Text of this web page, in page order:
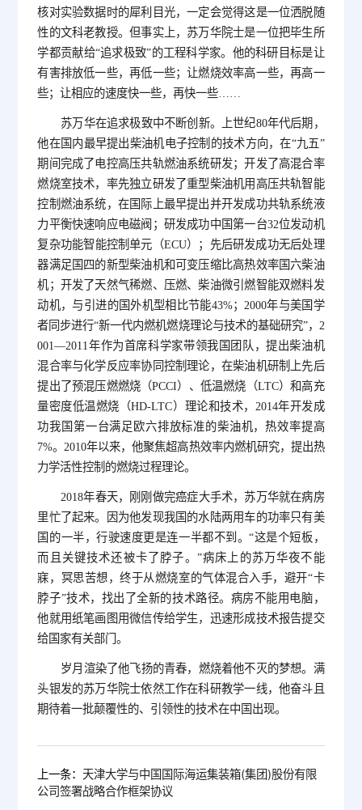
核对实验数据时的犀利目光，一定会觉得这是一位洒脱随
性的文科老教授。但事实上，苏万华院士是一位把毕生所
学都贡献给“追求极致”的工程科学家。他的科研目标是让
有害排放低一些，再低一些；让燃烧效率高一些，再高一
些；让相应的速度快一些，再快一些……
苏万华在追求极致中不断创新。上世纪80年代后期，
他在国内最早提出柴油机电子控制的技术方向，在“九五”
期间完成了电控高压共轨燃油系统研发；开发了高混合率
燃烧室技术，率先独立研发了重型柴油机用高压共轨智能
控制燃油系统，在国际上最早提出并开发成功共轨系统液
力平衡快速响应电磁阀；研发成功中国第一台32位发动机
复杂功能智能控制单元（ECU）；先后研发成功无后处理
器满足国四的新型柴油机和可变压缩比高热效率国六柴油
机；开发了天然气稀燃、压燃、柴油微引燃智能双燃料发
动机，与引进的国外机型相比节能43%；2000年与美国学
者同步进行“新一代内燃机燃烧理论与技术的基础研究”，2
001—2011年作为首席科学家带领我国团队，提出柴油机
混合率与化学反应率协同控制理论，在柴油机研制上先后
提出了预混压燃燃烧（PCCI）、低温燃烧（LTC）和高充
量密度低温燃烧（HD-LTC）理论和技术，2014年开发成
功我国第一台满足欧六排放标准的柴油机，热效率提高
7%。2010年以来，他聚焦超高热效率内燃机研究，提出热
力学活性控制的燃烧过程理论。
2018年春天，刚刚做完癌症大手术，苏万华就在病房
里忙了起来。因为他发现我国的水陆两用车的功率只有美
国的一半，行驶速度更是连一半都不到。“这是个短板，
而且关键技术还被卡了脖子。”病床上的苏万华夜不能
寐，冥思苦想，终于从燃烧室的气体混合入手，避开“卡
脖子”技术，找出了全新的技术路径。病房不能用电脑，
他就用纸笔画图用微信传给学生，迅速形成技术报告提交
给国家有关部门。
岁月渲染了他飞扬的青春，燃烧着他不灭的梦想。满
头银发的苏万华院士依然工作在科研教学一线，他奋斗且
期待着一批颠覆性的、引领性的技术在中国出现。
上一条： 天津大学与中国国际海运集装箱(集团)股份有限
公司签署战略合作框架协议